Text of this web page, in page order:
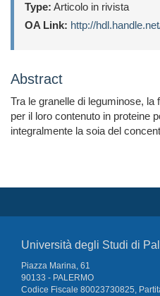
Type: Articolo in rivista
OA Link: http://
Abstract
Tra le granelle di leguminose,
per il loro contenuto in proteine
integralmente la soia del
Università degli Studi di
Piazza Marina, 61
90133 - PALERMO
Codice Fiscale 80023730825,